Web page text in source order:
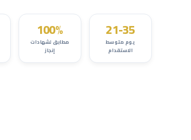
21-35
يوم متوسط
الاستقدام
100%
مطابق لشهادات
إنجاز